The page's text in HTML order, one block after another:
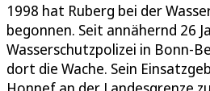
1998 hat Ruberg bei der
begonnen. Seit annähernd 26
Wasserschutzpolizei in Bonn-
dort die Wache. Sein